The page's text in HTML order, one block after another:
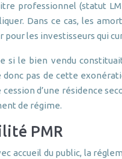
professionnel (statut
Dans ce cas, les
les investisseurs qui
si le bien vendu
pas de cette
d’une résidence
de régime.
PMR
accueil du public, la